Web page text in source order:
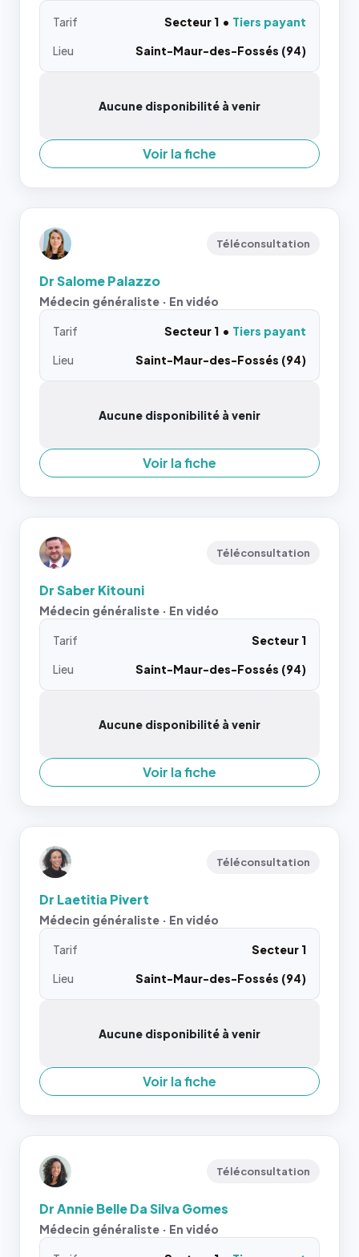
Tarif Secteur 1
Tiers payant
Lieu
Saint-Maur-des-Fossés (94)
Aucune disponibilité à venir
Voir la fiche
Téléconsultation
Dr Salome Palazzo
Médecin généraliste · En vidéo
Tarif Secteur 1
Tiers payant
Lieu
Saint-Maur-des-Fossés (94)
Aucune disponibilité à venir
Voir la fiche
Téléconsultation
Dr Saber Kitouni
Médecin généraliste · En vidéo
Tarif
Secteur 1
Lieu
Saint-Maur-des-Fossés (94)
Aucune disponibilité à venir
Voir la fiche
Téléconsultation
Dr Laetitia Pivert
Médecin généraliste · En vidéo
Tarif
Secteur 1
Lieu
Saint-Maur-des-Fossés (94)
Aucune disponibilité à venir
Voir la fiche
Téléconsultation
Dr Annie Belle Da Silva Gomes
Médecin généraliste · En vidéo